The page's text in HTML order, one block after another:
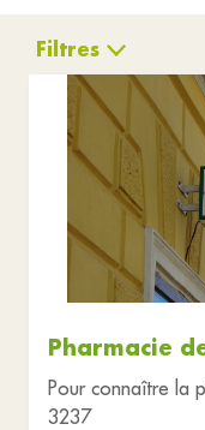
Filtres
Associations
Santé et solidarité
Vie
Réinitialiser les filtres
Pharmacie
Pour connaître la
3237